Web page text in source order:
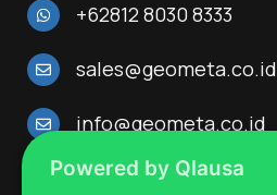
+62812 8030 8333
sales@geometa.co.id
info@geometa.co.id
Alamat
Powered by Qlausa